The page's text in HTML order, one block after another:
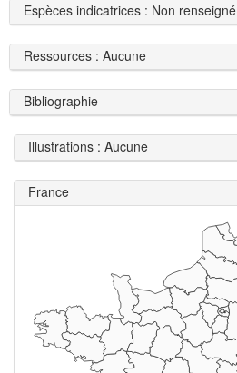
Espèces indicatrices : Non renseigné
Ressources : Aucune
Bibliographie
Illustrations : Aucune
France